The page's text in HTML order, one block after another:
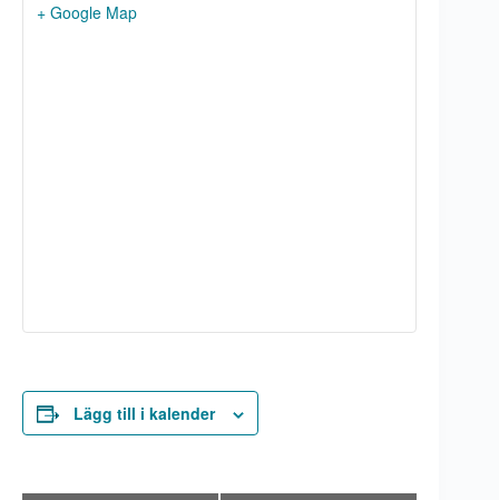
+ Google Map
Lägg till i kalender